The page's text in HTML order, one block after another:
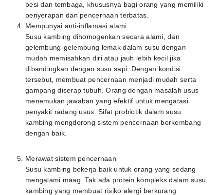
besi dan tembaga, khususnya bagi orang yang memiliki
penyerapan dan pencernaan terbatas.
Mempunyai anti-inflamasi alami
Susu kambing dihomogenkan secara alami, dan
gelembung-gelembung lemak dalam susu dengan
mudah memisahkan diri atau jauh lebih kecil jika
dibandingkan dengan susu sapi. Dengan kondisi
tersebut, membuat pencernaan menjadi mudah serta
gampang diserap tubuh. Orang dengan masalah usus
menemukan jawaban yang efektif untuk mengatasi
penyakit radang usus. Sifat probiotik dalam susu
kambing mengdorong sistem pencernaan berkembang
dengan baik.
Merawat sistem pencernaan
Susu kambing bekerja baik untuk orang yang sedang
mengalami maag. Tak ada protein kompleks dalam susu
kambing yang membuat risiko alergi berkurang